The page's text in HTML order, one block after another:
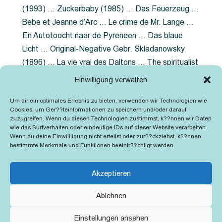
Einwilligung verwalten
Um dir ein optimales Erlebnis zu bieten, verwenden wir Technologien wie
Cookies, um Ger??teinformationen zu speichern und/oder darauf
zuzugreifen. Wenn du diesen Technologien zustimmst, k??nnen wir Daten
wie das Surfverhalten oder eindeutige IDs auf dieser Website verarbeiten.
Wenn du deine Einwillligung nicht erteilst oder zur??ckziehst, k??nnen
bestimmte Merkmale und Funktionen beeintr??chtigt werden.
Akzeptieren
Ablehnen
Einstellungen ansehen
(1993) … Zuckerbaby (1985) … Das Feuerzeug …
Bebe et Jeanne d’Arc … Le crime de Mr. Lange …
En Autotoocht naar de Pyreneen … Das blaue
Licht … Original-Negative Gebr. Skladanowsky
(1896) … La vie vrai des Daltons … The spiritualist
photographer … Feuer im Fjord … The Song of the
Grubenlampe … Tolstoy … Grün ist die Heide …
Lady Hamilton … Mütter verzaget nicht …
Ruttmann Werbefilme